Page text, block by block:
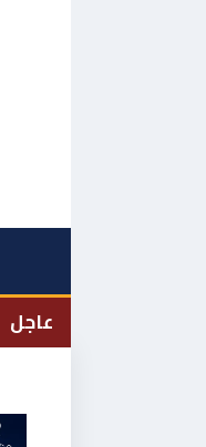
عاجل